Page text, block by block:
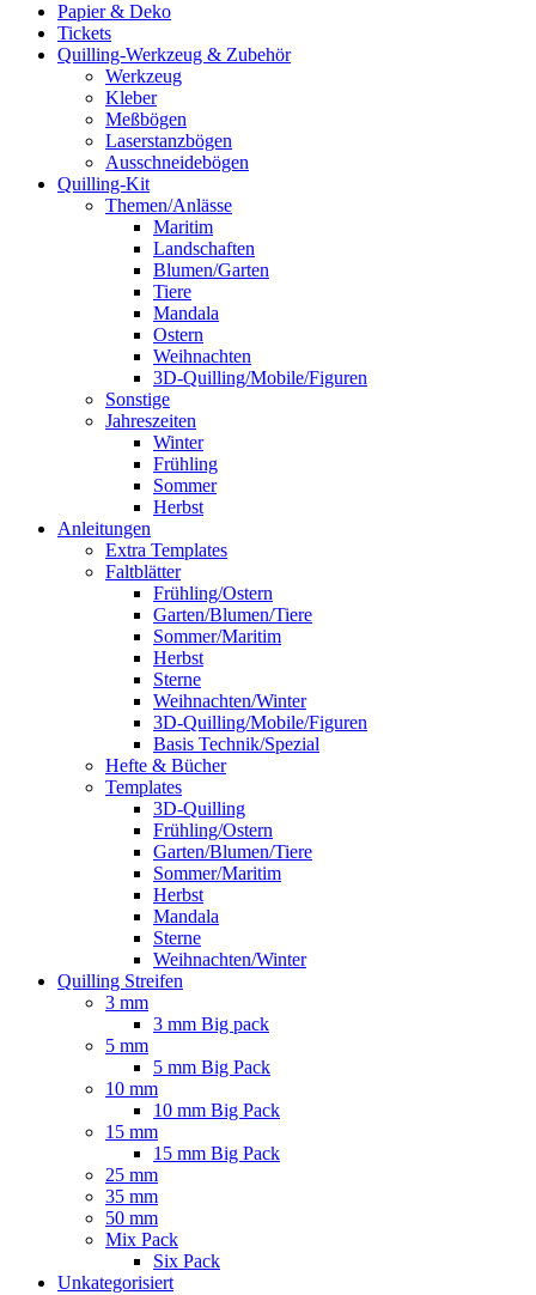
Papier & Deko
Tickets
Quilling-Werkzeug & Zubehör
Werkzeug
Kleber
Meßbögen
Laserstanzbögen
Ausschneidebögen
Quilling-Kit
Themen/Anlässe
Maritim
Landschaften
Blumen/Garten
Tiere
Mandala
Ostern
Weihnachten
3D-Quilling/Mobile/Figuren
Sonstige
Jahreszeiten
Winter
Frühling
Sommer
Herbst
Anleitungen
Extra Templates
Faltblätter
Frühling/Ostern
Garten/Blumen/Tiere
Sommer/Maritim
Herbst
Sterne
Weihnachten/Winter
3D-Quilling/Mobile/Figuren
Basis Technik/Spezial
Hefte & Bücher
Templates
3D-Quilling
Frühling/Ostern
Garten/Blumen/Tiere
Sommer/Maritim
Herbst
Mandala
Sterne
Weihnachten/Winter
Quilling Streifen
3 mm
3 mm Big pack
5 mm
5 mm Big Pack
10 mm
10 mm Big Pack
15 mm
15 mm Big Pack
25 mm
35 mm
50 mm
Mix Pack
Six Pack
Unkategorisiert